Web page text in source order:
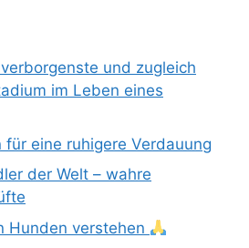
und zugleich
im Leben eines
für eine ruhigere Verdauung
der Welt – wahre
Hunden verstehen